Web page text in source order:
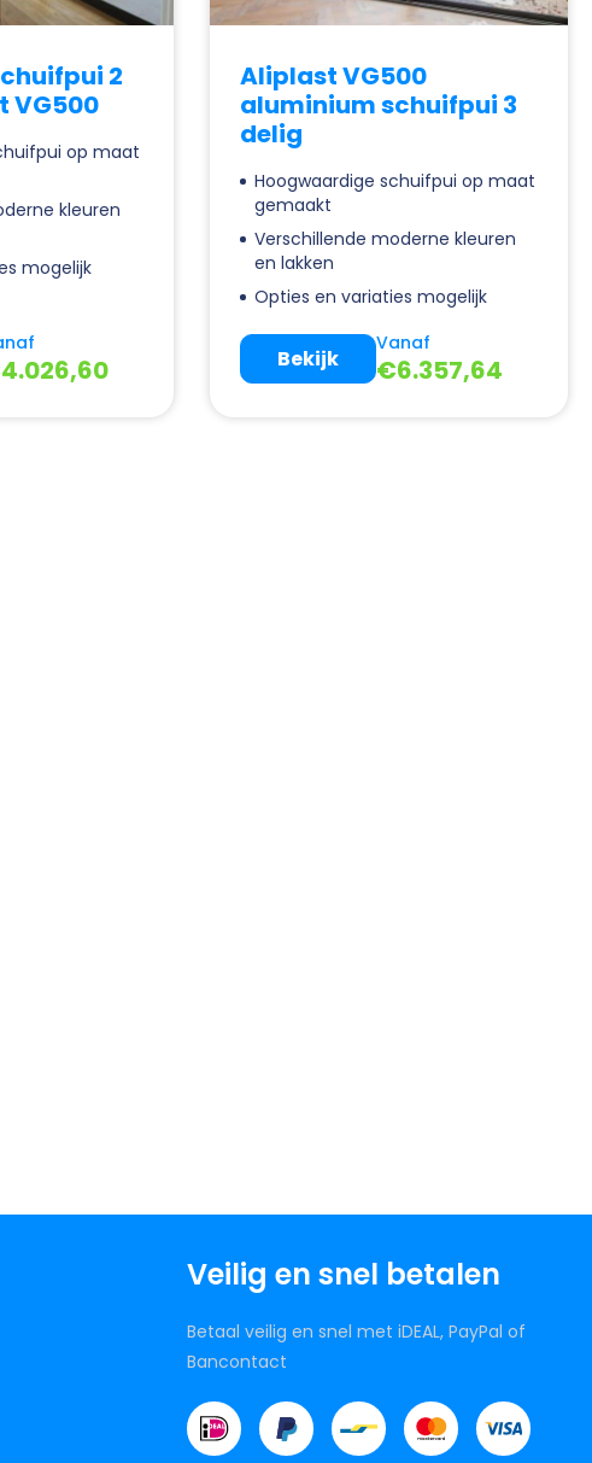
2
VG500
op maat
kleuren
mogelijk
4.026,60
Aliplast VG500
aluminium schuifpui 3
delig
Hoogwaardige schuifpui op maat
gemaakt
Verschillende moderne kleuren
en lakken
Opties en variaties mogelijk
Vanaf
€6.357,64
Bekijk
Veilig en snel betalen
Betaal veilig en snel met iDEAL, PayPal of
Bancontact